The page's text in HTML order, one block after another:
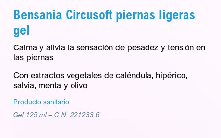
Bensania Circusoft piernas ligeras
gel
Calma y alivia la sensación de pesadez y tensión en
las piernas
Con extractos vegetales de caléndula, hipérico,
salvia, menta y olivo
Producto sanitario
Gel 125 ml –C.N. 221233.6